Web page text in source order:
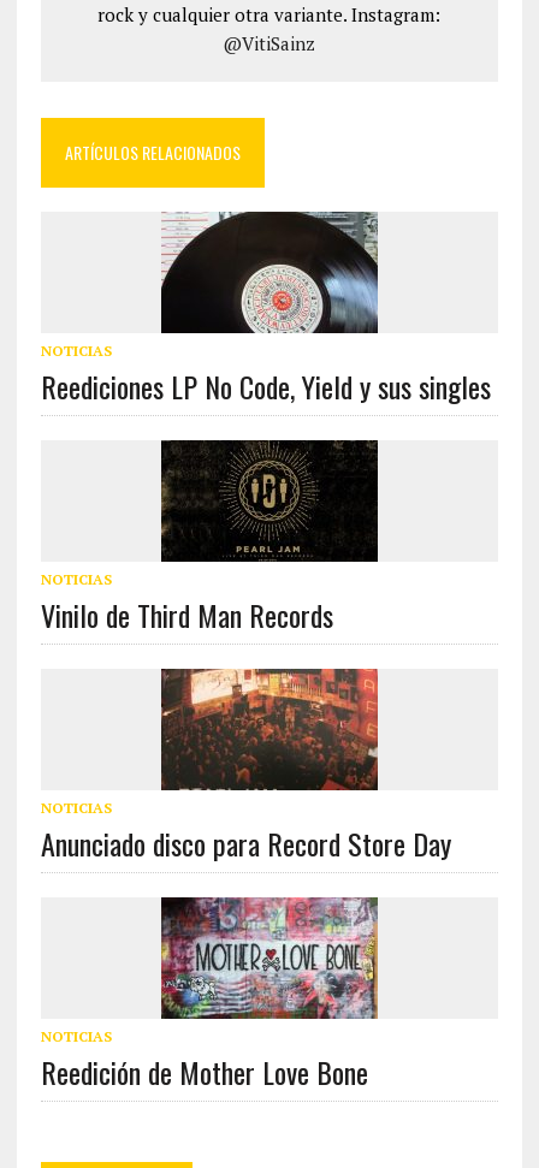
rock y cualquier otra variante. Instagram:
@VitiSainz
ARTÍCULOS RELACIONADOS
NOTICIAS
Reediciones LP No Code, Yield y sus singles
NOTICIAS
Vinilo de Third Man Records
NOTICIAS
Anunciado disco para Record Store Day
NOTICIAS
Reedición de Mother Love Bone